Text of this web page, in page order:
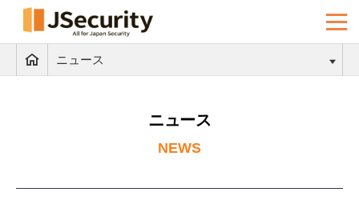
ニュース
ニュース
NEWS